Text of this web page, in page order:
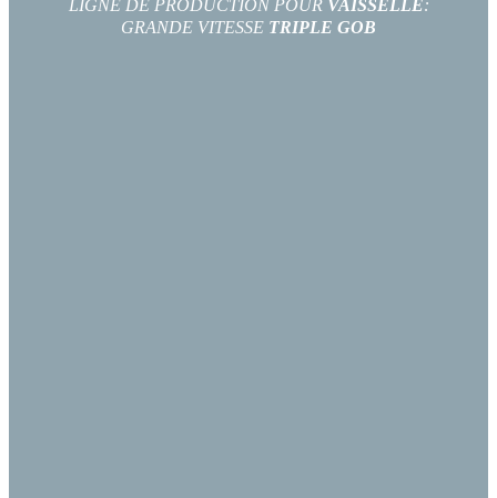
LIGNE DE PRODUCTION POUR VAISSELLE:
GRANDE VITESSE TRIPLE GOB